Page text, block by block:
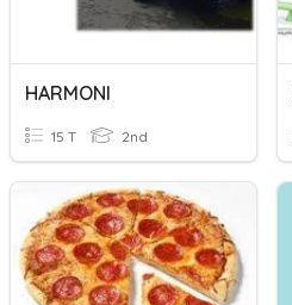
HARMONI
15 T 2nd